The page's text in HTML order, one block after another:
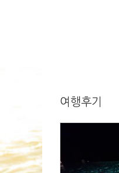
여행후기